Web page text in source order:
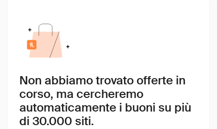
Non abbiamo trovato offerte in
corso, ma cercheremo
automaticamente i buoni su più
di 30.000 siti.